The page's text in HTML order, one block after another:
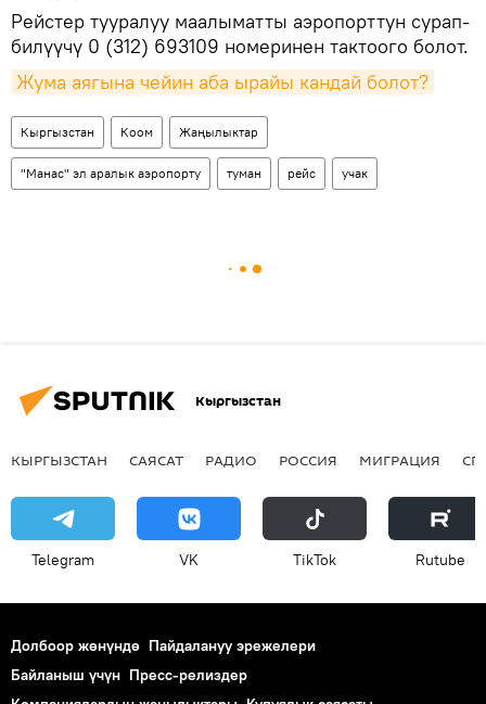
Рейстер тууралуу маалыматты аэропорттун сурап-
билүүчү 0 (312) 693109 номеринен тактоого болот.
Жума аягына чейин аба ырайы кандай болот?
Кыргызстан Коом Жаңылыктар
"Манас" эл аралык аэропорту туман рейс учак
Кыргызстан
КЫРГЫЗСТАН САЯСАТ РАДИО РОССИЯ МИГРАЦИЯ
Telegram VK ТikТоk Rutube
Долбоор жөнүндө Пайдалануу эрежелери
Байланыш үчүн Пресс-релиздер